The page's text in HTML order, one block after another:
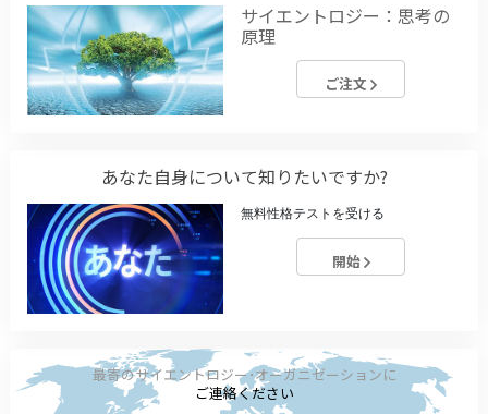
サイエントロジー：思考の
原理
ご注文
あなた自身について知りたいですか?
無料性格テストを受ける
開始
最寄のサイエントロジー･オーガニゼーションに
ご連絡ください